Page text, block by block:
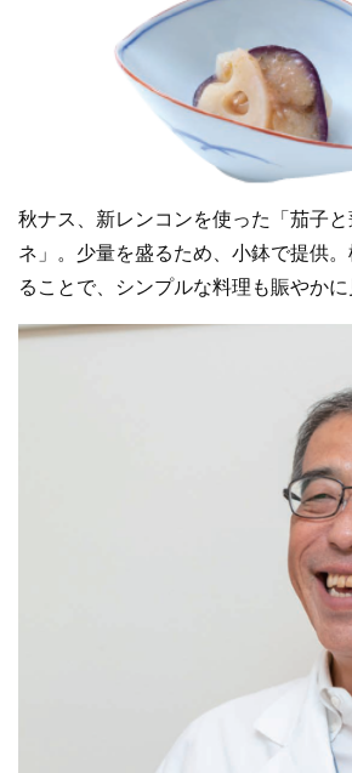
秋ナス、新レンコンを使った「茄子
ネ」。少量を盛るため、小鉢で提供
ることで、シンプルな料理も賑やかに